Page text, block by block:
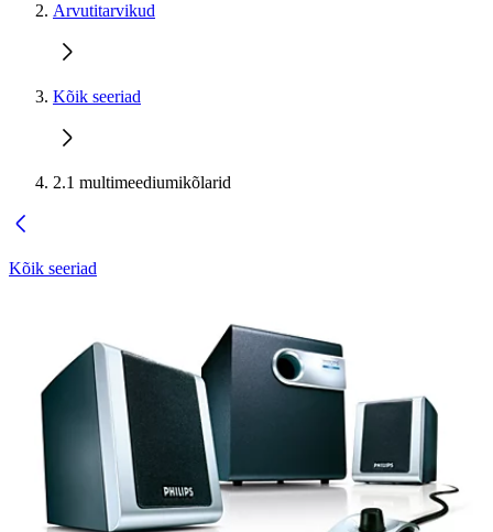
Arvutitarvikud
Kõik seeriad
2.1 multimeediumikõlarid
Kõik seeriad